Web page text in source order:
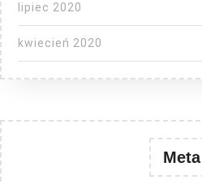
lipiec 2020
kwiecień 2020
Meta